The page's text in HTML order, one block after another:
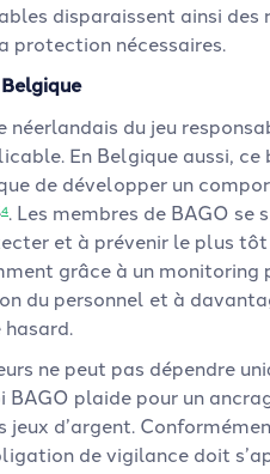
disparaissent ainsi
protection nécessaires.
néerlandais du jeu
En Belgique aussi, ce
de développer un
4. Les membres de BAGO se
et à prévenir le plus
grâce à un monitoring
du personnel et à
hasard.
ne peut pas dépendre
BAGO plaide pour un
d’argent.
de vigilance doit